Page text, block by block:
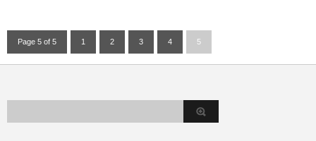
Page 5 of 5 1 2 3 4 5